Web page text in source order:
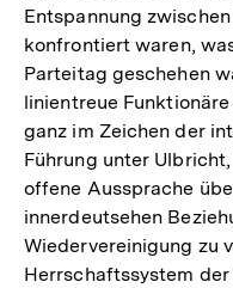
Entspannung
konfrontiert waren,
Parteitag geschehen
linientreue
ganz im Zeichen der
Führung unter
offene Aussprache
innerdeutsehen
Wiedervereinigung zu
Herrschaftssystem